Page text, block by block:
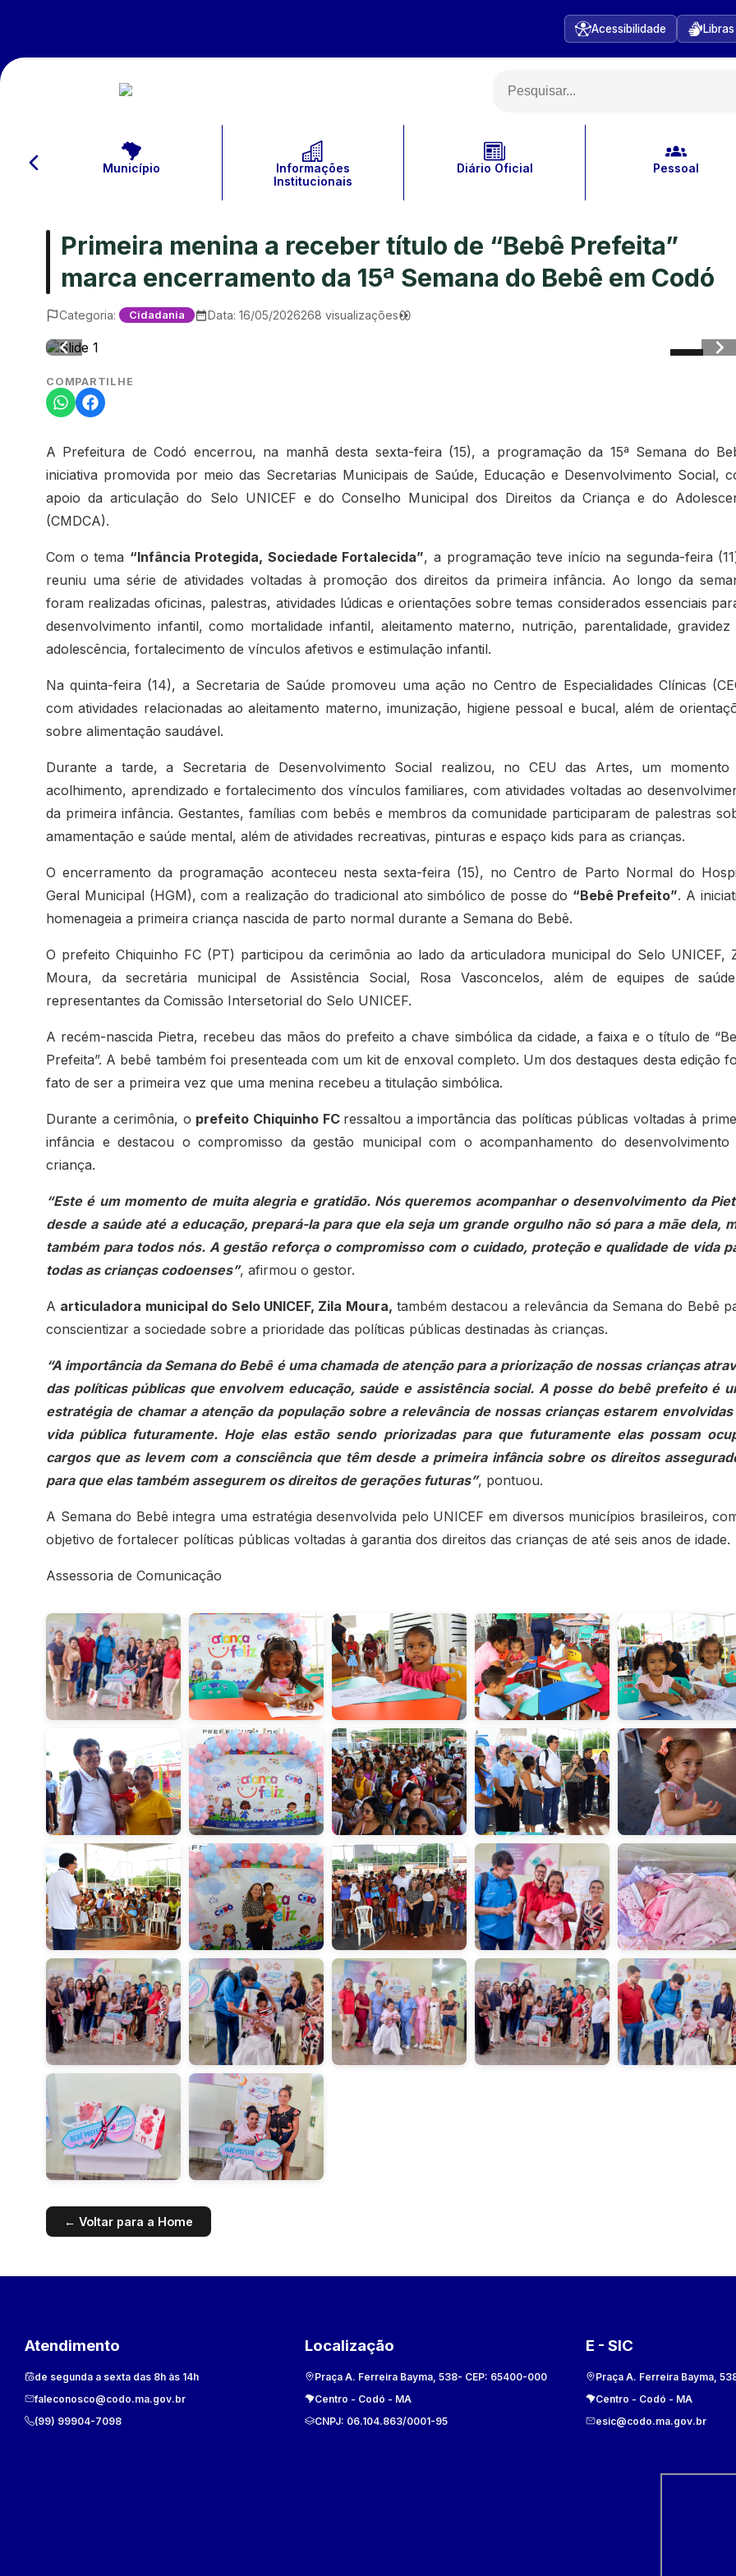
Acessibilidade Libras
Município
Informações
Institucionais
Diário Oficial Pessoal
Primeira menina a receber título de “Bebê Prefeita”
marca encerramento da 15ª Semana do Bebê em Codó
Categoria: Cidadania Data: 16/05/2026268 visualizações
COMPARTILHE
A Prefeitura de Codó encerrou, na manhã desta sexta-feira (15), a programação da 15ª Semana do
iniciativa promovida por meio das Secretarias Municipais de Saúde, Educação e Desenvolvimento Social,
apoio da articulação do Selo UNICEF e do Conselho Municipal dos Direitos da Criança e do
(CMDCA).
Com o tema “Infância Protegida, Sociedade Fortalecida”, a programação teve início na segunda-feira
reuniu uma série de atividades voltadas à promoção dos direitos da primeira infância. Ao longo da
foram realizadas oficinas, palestras, atividades lúdicas e orientações sobre temas considerados essenciais
desenvolvimento infantil, como mortalidade infantil, aleitamento materno, nutrição, parentalidade, gravidez
adolescência, fortalecimento de vínculos afetivos e estimulação infantil.
Na quinta-feira (14), a Secretaria de Saúde promoveu uma ação no Centro de Especialidades Clínicas
com atividades relacionadas ao aleitamento materno, imunização, higiene pessoal e bucal, além de
sobre alimentação saudável.
Durante a tarde, a Secretaria de Desenvolvimento Social realizou, no CEU das Artes, um momento
acolhimento, aprendizado e fortalecimento dos vínculos familiares, com atividades voltadas ao
da primeira infância. Gestantes, famílias com bebês e membros da comunidade participaram de palestras
amamentação e saúde mental, além de atividades recreativas, pinturas e espaço kids para as crianças.
O encerramento da programação aconteceu nesta sexta-feira (15), no Centro de Parto Normal do
Geral Municipal (HGM), com a realização do tradicional ato simbólico de posse do “Bebê Prefeito”. A
homenageia a primeira criança nascida de parto normal durante a Semana do Bebê.
O prefeito Chiquinho FC (PT) participou da cerimônia ao lado da articuladora municipal do Selo UNICEF,
Moura, da secretária municipal de Assistência Social, Rosa Vasconcelos, além de equipes de
representantes da Comissão Intersetorial do Selo UNICEF.
A recém-nascida Pietra, recebeu das mãos do prefeito a chave simbólica da cidade, a faixa e o título de
Prefeita”. A bebê também foi presenteada com um kit de enxoval completo. Um dos destaques desta edição
fato de ser a primeira vez que uma menina recebeu a titulação simbólica.
Durante a cerimônia, o prefeito Chiquinho FC ressaltou a importância das políticas públicas voltadas à
infância e destacou o compromisso da gestão municipal com o acompanhamento do desenvolvimento
criança.
“Este é um momento de muita alegria e gratidão. Nós queremos acompanhar o desenvolvimento da
desde a saúde até a educação, prepará-la para que ela seja um grande orgulho não só para a mãe dela,
também para todos nós. A gestão reforça o compromisso com o cuidado, proteção e qualidade de vida
todas as crianças codoenses”, afirmou o gestor.
A articuladora municipal do Selo UNICEF, Zila Moura, também destacou a relevância da Semana do Bebê
conscientizar a sociedade sobre a prioridade das políticas públicas destinadas às crianças.
“A importância da Semana do Bebê é uma chamada de atenção para a priorização de nossas crianças
das políticas públicas que envolvem educação, saúde e assistência social. A posse do bebê prefeito é
estratégia de chamar a atenção da população sobre a relevância de nossas crianças estarem envolvidas
vida pública futuramente. Hoje elas estão sendo priorizadas para que futuramente elas possam
cargos que as levem com a consciência que têm desde a primeira infância sobre os direitos
para que elas também assegurem os direitos de gerações futuras”, pontuou.
A Semana do Bebê integra uma estratégia desenvolvida pelo UNICEF em diversos municípios brasileiros,
objetivo de fortalecer políticas públicas voltadas à garantia dos direitos das crianças de até seis anos de idade.
Assessoria de Comunicação
← Voltar para a Home
Atendimento
de segunda a sexta das 8h às 14h
faleconosco@codo.ma.gov.br
(99) 99904-7098
Localização
Praça A. Ferreira Bayma, 538- CEP: 65400-000
Centro - Codó - MA
CNPJ: 06.104.863/0001-95
E - SIC
Praça A. Ferreira Bayma,
Centro - Codó - MA
esic@codo.ma.gov.br